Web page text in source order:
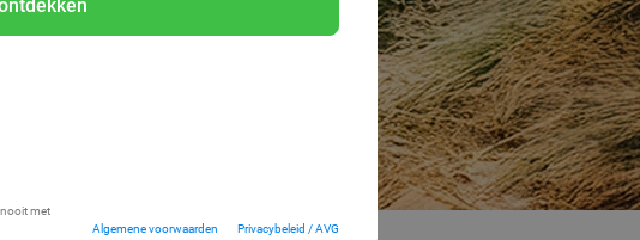
met
Algemene voorwaarden Privacybeleid / AVG